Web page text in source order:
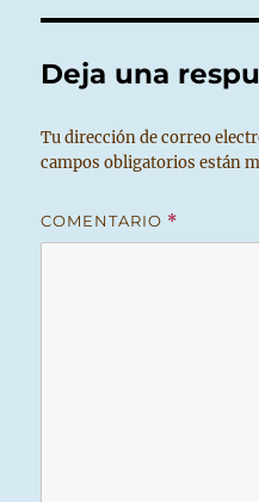
Deja una
Tu dirección de correo
campos obligatorios están
COMENTARIO *